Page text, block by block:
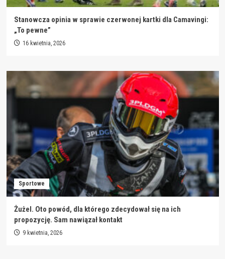
Stanowcza opinia w sprawie czerwonej kartki dla Camavingi:
„To pewne”
16 kwietnia, 2026
Sportowe
Żużel. Oto powód, dla którego zdecydował się na ich
propozycję. Sam nawiązał kontakt
9 kwietnia, 2026